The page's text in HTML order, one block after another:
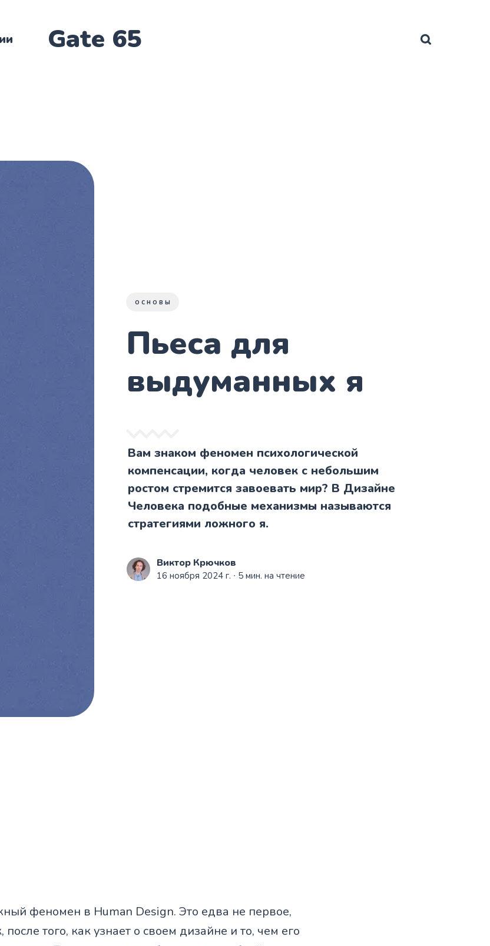
Gate 65
ОСНОВЫ
Пьеса для
выдуманных я
Вам знаком феномен психологической
компенсации, когда человек с небольшим
ростом стремится завоевать мир? В Дизайне
Человека подобные механизмы называются
стратегиями ложного я.
Виктор Крючков
16 ноября 2024 г. ∙ 5 мин. на чтение
феномен в Human Design. Это едва не первое,
того, как узнает о своем дизайне и то, чем его